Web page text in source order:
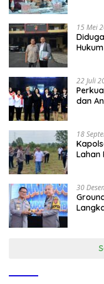
15 Mei
22 Juli
dan
18
Lahan
30